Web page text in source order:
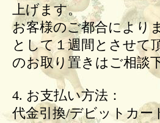
上げます。
お客様のご都合により
として１週間とさせて
のお取り置きはご相談
4. お支払い方法：
代金引換/デビットカー